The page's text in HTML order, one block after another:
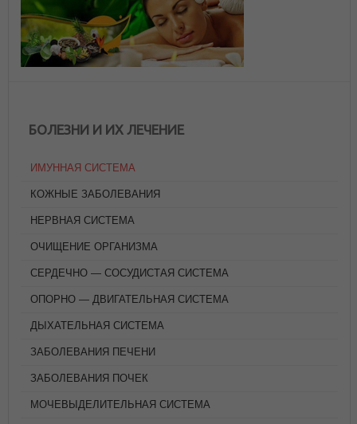
БОЛЕЗНИ И ИХ ЛЕЧЕНИЕ
ИМУННАЯ СИСТЕМА
КОЖНЫЕ ЗАБОЛЕВАНИЯ
НЕРВНАЯ СИСТЕМА
ОЧИЩЕНИЕ ОРГАНИЗМА
СЕРДЕЧНО — СОСУДИСТАЯ СИСТЕМА
ОПОРНО — ДВИГАТЕЛЬНАЯ СИСТЕМА
ДЫХАТЕЛЬНАЯ СИСТЕМА
ЗАБОЛЕВАНИЯ ПЕЧЕНИ
ЗАБОЛЕВАНИЯ ПОЧЕК
МОЧЕВЫДЕЛИТЕЛЬНАЯ СИСТЕМА